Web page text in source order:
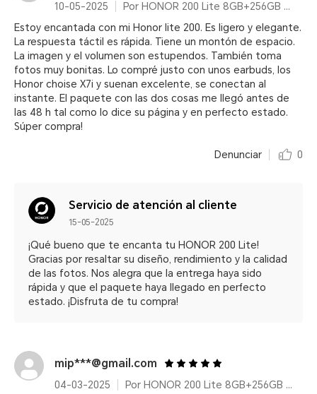
10-05-2025
Por HONOR 200 Lite 8GB+256GB Cyan Lake
Estoy encantada con mi Honor lite 200. Es ligero y elegante.
La respuesta táctil es rápida. Tiene un montón de espacio.
La imagen y el volumen son estupendos. También toma
fotos muy bonitas. Lo compré justo con unos earbuds, los
Honor choise X7i y suenan excelente, se conectan al
instante. El paquete con las dos cosas me llegó antes de
las 48 h tal como lo dice su página y en perfecto estado.
Súper compra!
Denunciar 0
Servicio de atención al cliente
15-05-2025
¡Qué bueno que te encanta tu HONOR 200 Lite!
Gracias por resaltar su diseño, rendimiento y la calidad
de las fotos. Nos alegra que la entrega haya sido
rápida y que el paquete haya llegado en perfecto
estado. ¡Disfruta de tu compra!
mip***@gmail.com
04-03-2025
Por HONOR 200 Lite 8GB+256GB Cyan Lake